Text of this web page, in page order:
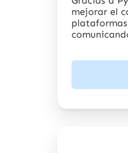
mejorar el